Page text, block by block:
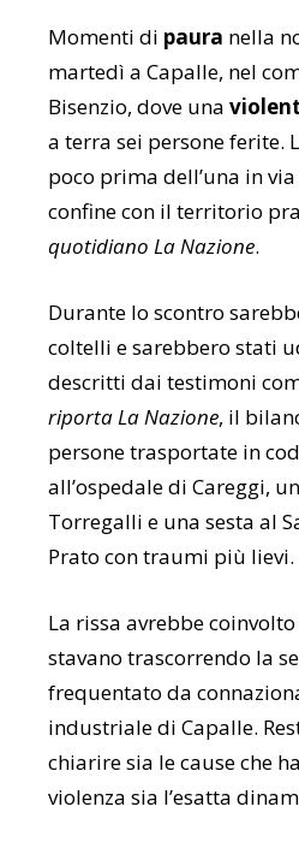
Momenti di paura nella
martedì a Capalle, nel
Bisenzio, dove una
a terra sei persone ferite.
poco prima dell’una in
confine con il territorio
quotidiano La Nazione.
Durante lo scontro
coltelli e sarebbero stati
descritti dai testimoni
riporta La Nazione, il
persone trasportate in
all’ospedale di Careggi,
Torregalli e una sesta al
Prato con traumi più lievi.
La rissa avrebbe
stavano trascorrendo la
frequentato da
industriale di Capalle.
chiarire sia le cause che
violenza sia l’esatta